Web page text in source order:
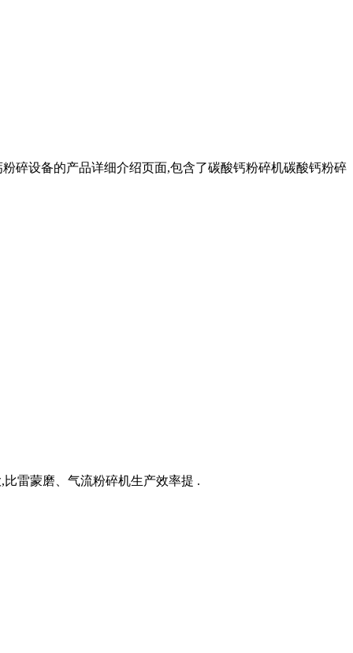
碎设备的产品详细介绍页面,包含了碳酸钙粉碎机碳酸钙粉碎
雷蒙磨、气流粉碎机生产效率提 .